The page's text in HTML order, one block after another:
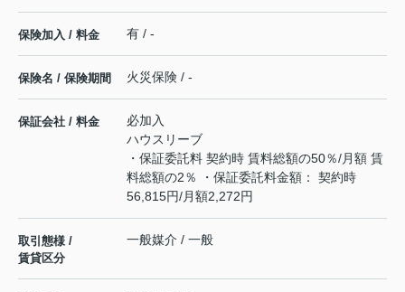
保険加入 / 料金 有 / -
保険名 / 保険期間 火災保険 / -
保証会社 / 料金
必加入
ハウスリーブ
・保証委託料 契約時 賃料総額の50％/月額 賃
料総額の2％ ・保証委託料金額： 契約時
56,815円/月額2,272円
取引態様 /
賃貸区分
一般媒介 / 一般